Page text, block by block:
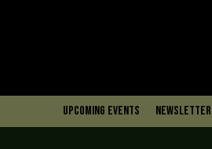
upcoming events Newsletter